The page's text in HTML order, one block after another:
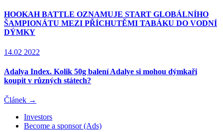
HOOKAH BATTLE OZNAMUJE START GLOBÁLNÍHO
ŠAMPIONÁTU MEZI PŘÍCHUTĚMI TABÁKU DO VODNÍ
DÝMKY
14.02 2022
Adalya Index. Kolik 50g balení Adalye si mohou dýmkaři
koupit v různých státech?
Článek →
Investors
Become a sponsor (Ads)